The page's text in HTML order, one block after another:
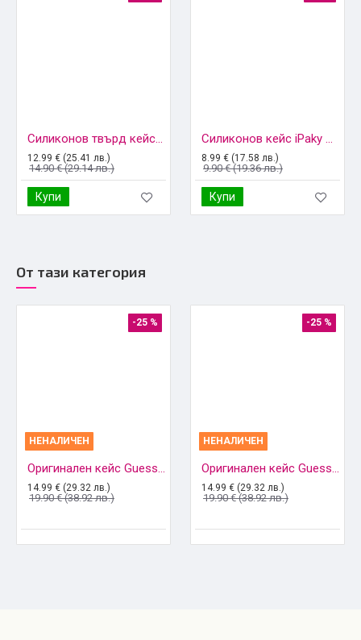
Силиконов твърд кейс bSmart Defender Slide, За Samsung Galaxy S25, Черен
12.99 € (25.41 лв.)
14.90 € (29.14 лв.)
Купи
Силиконов кейс iPaky матиран, За Samsung Galaxy S25, Черен
8.99 € (17.58 лв.)
9.90 € (19.36 лв.)
Купи
От тази категория
-25 %
НЕНАЛИЧЕН
Оригинален кейс Guess Gold Triangle, За iPhone 12 mini (5.4), Розов
14.99 € (29.32 лв.)
19.90 € (38.92 лв.)
-25 %
НЕНАЛИЧЕН
Оригинален кейс Guess Charms Collection, За Samsung Galaxy S21 Plus (G996B), Черен
14.99 € (29.32 лв.)
19.90 € (38.92 лв.)